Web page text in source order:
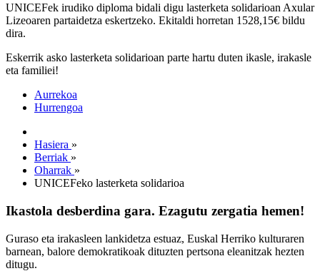
UNICEFek irudiko diploma bidali digu lasterketa solidarioan Axular
Lizeoaren partaidetza eskertzeko. Ekitaldi horretan 1528,15€ bildu
dira.
Eskerrik asko lasterketa solidarioan parte hartu duten ikasle, irakasle
eta familiei!
Aurrekoa
Hurrengoa
Hasiera »
Berriak »
Oharrak »
UNICEFeko lasterketa solidarioa
Ikastola desberdina gara. Ezagutu zergatia hemen!
Guraso eta irakasleen lankidetza estuaz, Euskal Herriko kulturaren
barnean, balore demokratikoak dituzten pertsona eleanitzak hezten
ditugu.